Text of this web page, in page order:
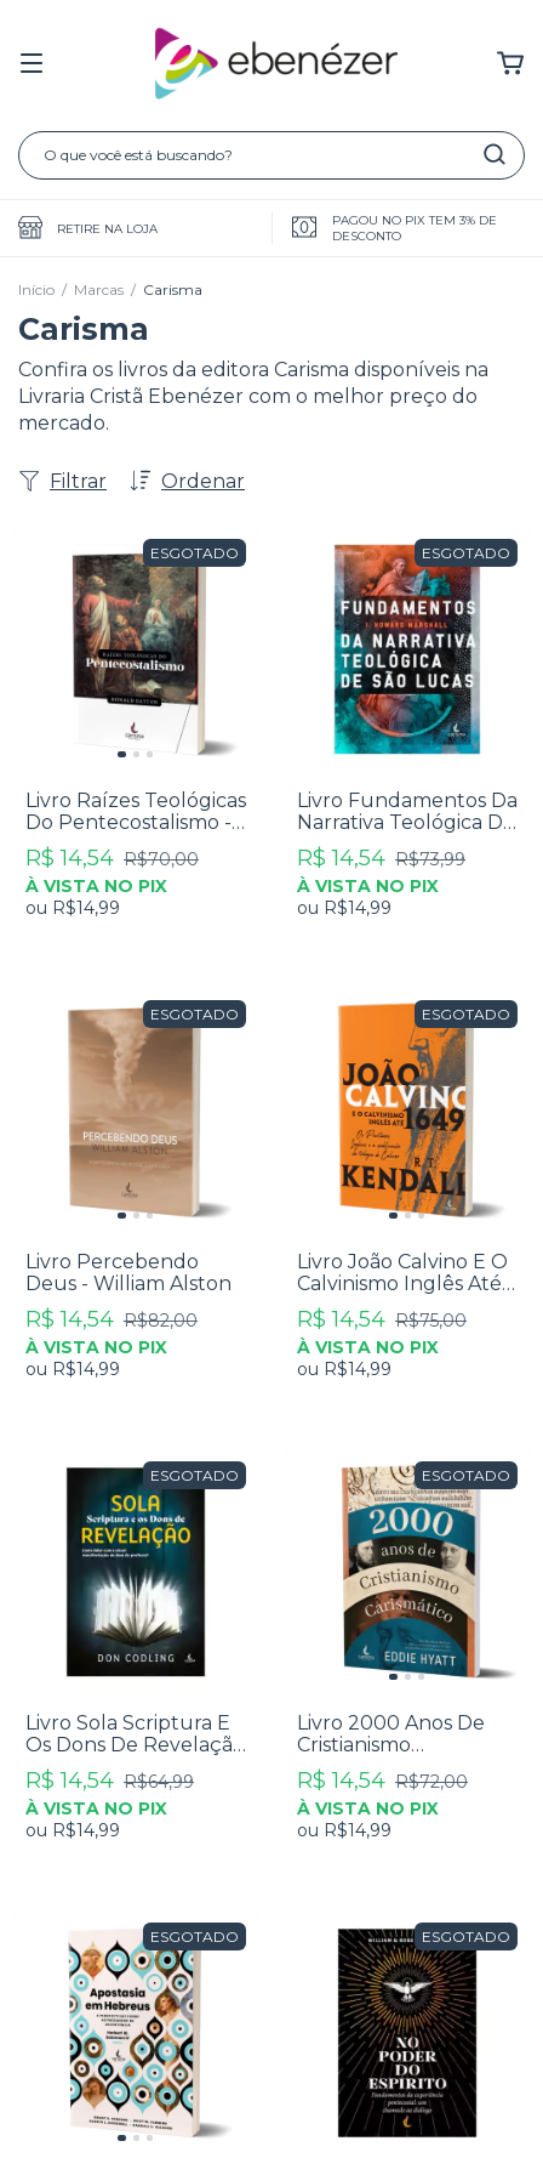
RETIRE NA LOJA
PAGOU NO PIX TEM 3% DE
DESCONTO
Início / Marcas / Carisma
Carisma
Confira os livros da editora Carisma disponíveis na
Livraria Cristã Ebenézer com o melhor preço do
mercado.
Ordenar
Filtrar
ESGOTADO
Livro Raízes Teológicas
Do Pentecostalismo -
Donald Dayton
R$ 14,54 R$70,00
À VISTA NO PIX
ou R$14,99
ESGOTADO
Livro Fundamentos Da
Narrativa Teológica De
São Lucas - I. Howard
Marshall
R$ 14,54 R$73,99
À VISTA NO PIX
ou R$14,99
ESGOTADO
Livro Percebendo
Deus - William Alston
R$ 14,54 R$82,00
À VISTA NO PIX
ou R$14,99
ESGOTADO
Livro João Calvino E O
Calvinismo Inglês Até
1649 - R. T. Kendall
R$ 14,54 R$75,00
À VISTA NO PIX
ou R$14,99
ESGOTADO
Livro Sola Scriptura E
Os Dons De Revelação
- Dom Codling
R$ 14,54 R$64,99
À VISTA NO PIX
ou R$14,99
ESGOTADO
Livro 2000 Anos De
Cristianismo
Carismático - Eddie
Hyatt
R$ 14,54 R$72,00
À VISTA NO PIX
ou R$14,99
ESGOTADO ESGOTADO